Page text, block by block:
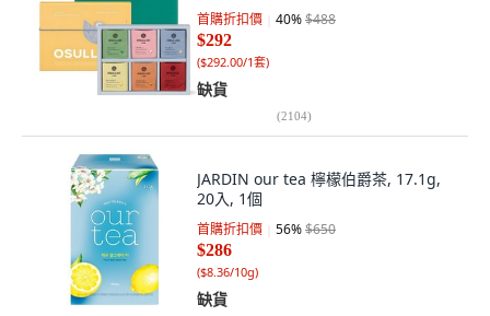
首購折扣價 40%$488
$292
($292.00/1套)
缺貨
(2104)
JARDIN our tea 檸檬伯爵茶, 17.1g,
20入, 1個
首購折扣價 56%$650
$286
($8.36/10g)
缺貨